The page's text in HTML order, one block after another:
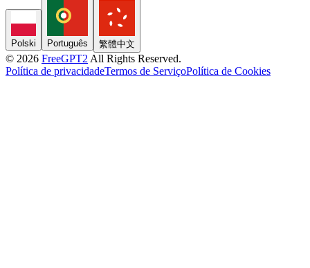
Polski Português 繁體中文
© 2026 FreeGPT2 All Rights Reserved.
Política de privacidadeTermos de ServiçoPolítica de Cookies